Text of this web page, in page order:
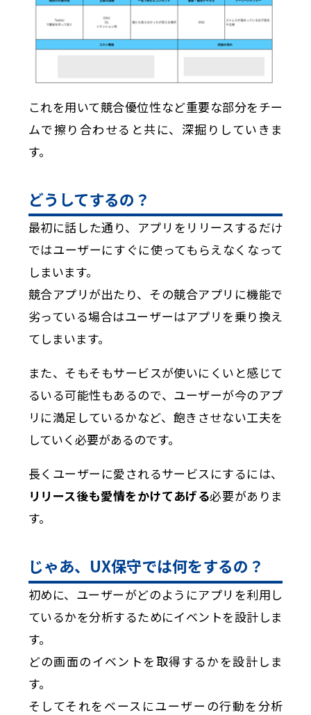
これを用いて競合優位性など重要な部分をチー
ムで擦り合わせると共に、深掘りしていきま
す。
どうしてするの？
最初に話した通り、アプリをリリースするだけ
ではユーザーにすぐに使ってもらえなくなって
しまいます。
競合アプリが出たり、その競合アプリに機能で
劣っている場合はユーザーはアプリを乗り換え
てしまいます。
また、そもそもサービスが使いにくいと感じて
るいる可能性もあるので、ユーザーが今のアプ
リに満足しているかなど、飽きさせない工夫を
していく必要があるのです。
長くユーザーに愛されるサービスにするには、
リリース後も愛情をかけてあげる必要がありま
す。
じゃあ、UX保守では何をするの？
初めに、ユーザーがどのようにアプリを利用し
ているかを分析するためにイベントを設計しま
す。
どの画面のイベントを取得するかを設計しま
す。
そしてそれをベースにユーザーの行動を分析